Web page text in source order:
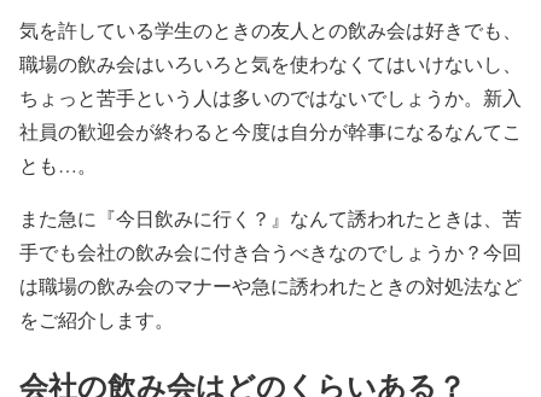
気を許している学生のときの友人との飲み会は好きでも、
職場の飲み会はいろいろと気を使わなくてはいけないし、
ちょっと苦手という人は多いのではないでしょうか。新入
社員の歓迎会が終わると今度は自分が幹事になるなんてこ
とも…。
また急に『今日飲みに行く？』なんて誘われたときは、苦
手でも会社の飲み会に付き合うべきなのでしょうか？今回
は職場の飲み会のマナーや急に誘われたときの対処法など
をご紹介します。
会社の飲み会はどのくらいある？